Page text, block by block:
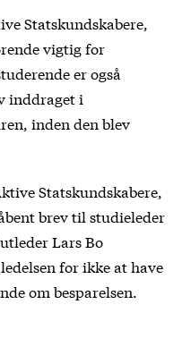
Statskundskabere,
vigtig for
er også
inddraget i
inden den blev
Statskundskabere,
brev til studieleder
Lars Bo
for ikke at have
om besparelsen.